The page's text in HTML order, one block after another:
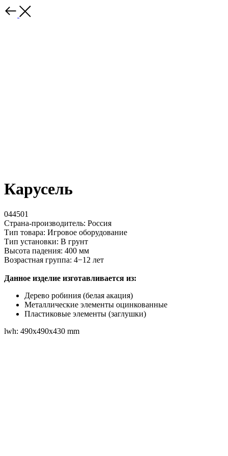
Карусель
044501
Страна-производитель: Россия
Тип товара: Игровое оборудование
Тип установки: В грунт
Высота падения: 400 мм
Возрастная группа: 4−12 лет
Данное изделие изготавливается из:
Дерево робиния (белая акация)
Металлические элементы оцинкованные
Пластиковые элементы (заглушки)
lwh: 490x490x430 mm